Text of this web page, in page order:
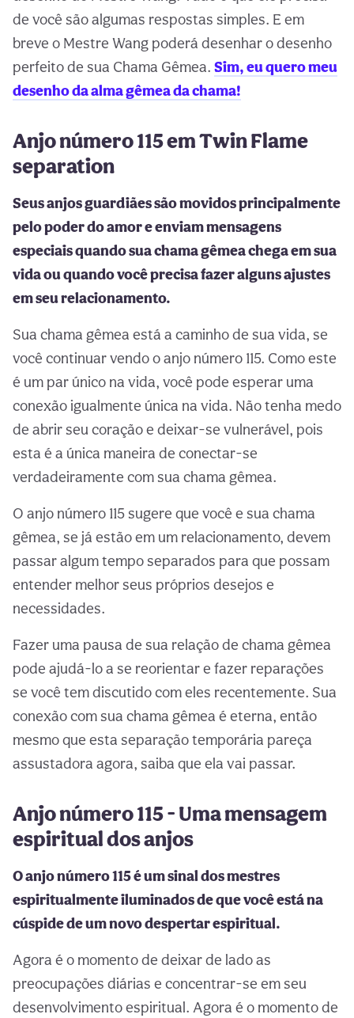
de você são algumas respostas simples. E em
breve o Mestre Wang poderá desenhar o desenho
perfeito de sua Chama Gêmea. Sim, eu quero meu
desenho da alma gêmea da chama!
Anjo número 115 em Twin Flame
separation
Seus anjos guardiães são movidos principalmente
pelo poder do amor e enviam mensagens
especiais quando sua chama gêmea chega em sua
vida ou quando você precisa fazer alguns ajustes
em seu relacionamento.
Sua chama gêmea está a caminho de sua vida, se
você continuar vendo o anjo número 115. Como este
é um par único na vida, você pode esperar uma
conexão igualmente única na vida. Não tenha medo
de abrir seu coração e deixar-se vulnerável, pois
esta é a única maneira de conectar-se
verdadeiramente com sua chama gêmea.
O anjo número 115 sugere que você e sua chama
gêmea, se já estão em um relacionamento, devem
passar algum tempo separados para que possam
entender melhor seus próprios desejos e
necessidades.
Fazer uma pausa de sua relação de chama gêmea
pode ajudá-lo a se reorientar e fazer reparações
se você tem discutido com eles recentemente. Sua
conexão com sua chama gêmea é eterna, então
mesmo que esta separação temporária pareça
assustadora agora, saiba que ela vai passar.
Anjo número 115 - Uma mensagem
espiritual dos anjos
O anjo número 115 é um sinal dos mestres
espiritualmente iluminados de que você está na
cúspide de um novo despertar espiritual.
Agora é o momento de deixar de lado as
preocupações diárias e concentrar-se em seu
desenvolvimento espiritual. Agora é o momento de